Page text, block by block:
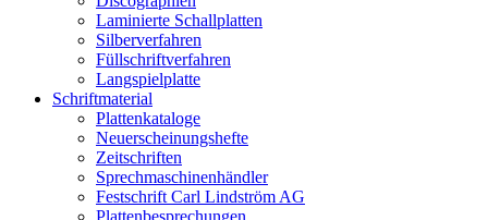
Laminierte Schallplatten
Silberverfahren
Füllschriftverfahren
Langspielplatte
Schriftmaterial
Plattenkataloge
Neuerscheinungshefte
Zeitschriften
Sprechmaschinenhändler
Festschrift Carl Lindström AG
Plattenbesprechungen